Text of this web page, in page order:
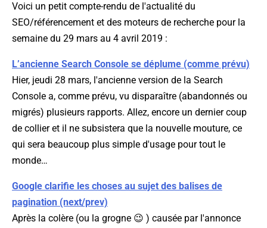
Voici un petit compte-rendu de l'actualité du
SEO/référencement et des moteurs de recherche pour la
semaine du 29 mars au 4 avril 2019 :
L’ancienne Search Console se déplume (comme prévu)
Hier, jeudi 28 mars, l'ancienne version de la Search
Console a, comme prévu, vu disparaître (abandonnés ou
migrés) plusieurs rapports. Allez, encore un dernier coup
de collier et il ne subsistera que la nouvelle mouture, ce
qui sera beaucoup plus simple d'usage pour tout le
monde…
Google clarifie les choses au sujet des balises de
pagination (next/prev)
Après la colère (ou la grogne 😉 ) causée par l'annonce